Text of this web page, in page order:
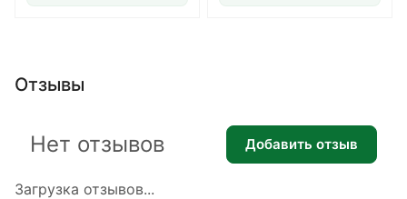
Отзывы
Загрузка отзывов...
Нет отзывов Добавить отзыв